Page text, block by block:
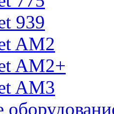
939
AM2
AM2+
AM3